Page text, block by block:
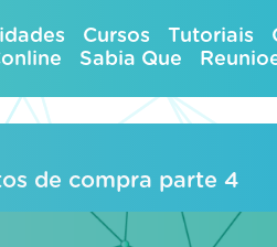
Cursos Tutoriais
Sabia Que
de compra parte 4